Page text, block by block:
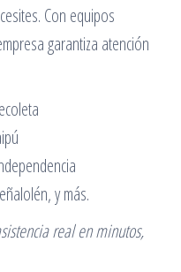
Con equipos
garantiza atención
y más.
real en minutos,